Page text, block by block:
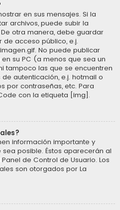
en sus mensajes. Si la
archivos, puede subir la
otra manera, debe guardar
de acceso público, e.j.
No puede publicar
su PC (a menos que sea un
tampoco las que se encuentren
autenticación, e.j. hotmail o
por contraseñas, etc. Para
con la etiqueta [img].
información importante y
posible. Éstos aparecerán al
de Control de Usuario. Los
son otorgados por La